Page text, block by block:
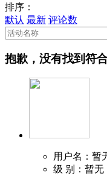
排序：
默认 最新 评论数
抱歉，没有找到符
用户名：暂
级 别：暂无